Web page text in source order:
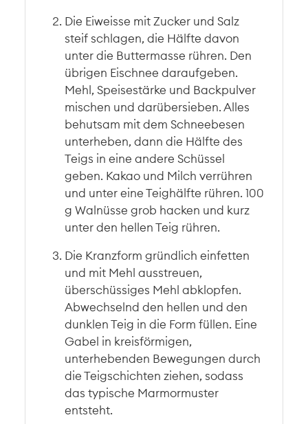
Die Eiweisse mit Zucker und Salz
steif schlagen, die Hälfte davon
unter die Buttermasse rühren. Den
übrigen Eischnee daraufgeben.
Mehl, Speisestärke und Backpulver
mischen und darübersieben. Alles
behutsam mit dem Schneebesen
unterheben, dann die Hälfte des
Teigs in eine andere Schüssel
geben. Kakao und Milch verrühren
und unter eine Teighälfte rühren. 100
g Walnüsse grob hacken und kurz
unter den hellen Teig rühren.
Die Kranzform gründlich einfetten
und mit Mehl ausstreuen,
überschüssiges Mehl abklopfen.
Abwechselnd den hellen und den
dunklen Teig in die Form füllen. Eine
Gabel in kreisförmigen,
unterhebenden Bewegungen durch
die Teigschichten ziehen, sodass
das typische Marmormuster
entsteht.